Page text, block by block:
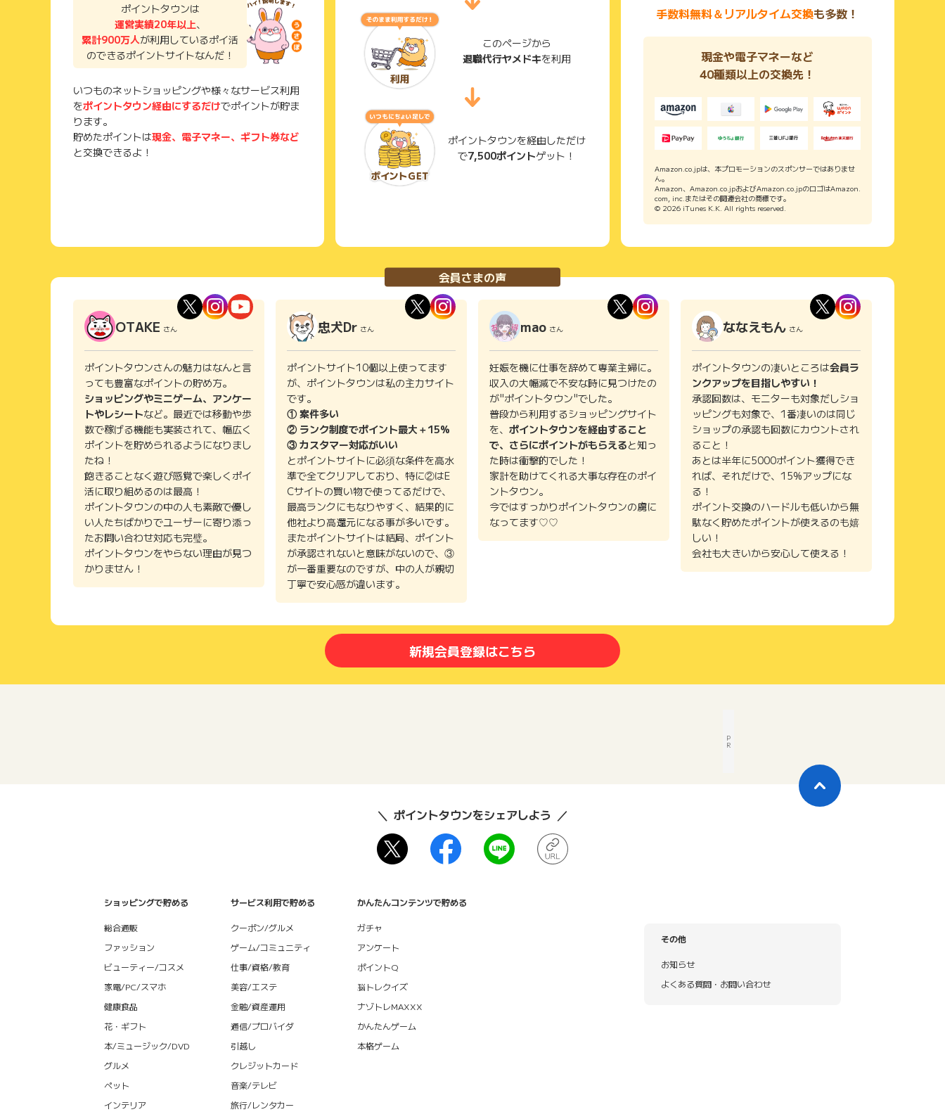
- 専任スタッフによる転職サポート（完全無料）
ポイントタウンは
運営実績20年以上、
累計900万人が利用しているポイ活
のできるポイントサイトなんだ！
いつものネットショッピングや様々なサービス利用
をポイントタウン経由にするだけでポイントが貯ま
ります。
貯めたポイントは現金、電子マネー、ギフト券など
と交換できるよ！
このページから
退職代行ヤメドキを利用
ポイントタウンを経由しただけ
で7,500ポイントゲット！
手数料無料＆リアルタイム交換も多数！
現金や電子マネーなど
40種類以上の交換先！
Amazon.co.jpは、本プロモーションのスポンサーではありませ
ん。
Amazon、Amazon.co.jpおよびAmazon.co.jpのロゴはAmazon.
com, inc.またはその関連会社の商標です。
© 2026 iTunes K.K. All rights reserved.
会員さまの声
OTAKE さん
ポイントタウンさんの魅力はなんと言
っても豊富なポイントの貯め方。
ショッピングやミニゲーム、アンケー
トやレシートなど。最近では移動や歩
数で稼げる機能も実装されて、幅広く
ポイントを貯められるようになりまし
たね！
飽きることなく遊び感覚で楽しくポイ
活に取り組めるのは最高！
ポイントタウンの中の人も素敵で優し
い人たちばかりでユーザーに寄り添っ
たお問い合わせ対応も完璧。
ポイントタウンをやらない理由が見つ
かりません！
忠犬Dr さん
ポイントサイト10個以上使ってます
が、ポイントタウンは私の主力サイト
です。
① 案件多い
② ランク制度でポイント最大＋15%
③ カスタマー対応がいい
とポイントサイトに必須な条件を高水
準で全てクリアしており、特に②はE
Cサイトの買い物で使ってるだけで、
最高ランクにもなりやすく、結果的に
他社より高還元になる事が多いです。
またポイントサイトは結局、ポイント
が承認されないと意味がないので、③
が一番重要なのですが、中の人が親切
丁寧で安心感が違います。
mao さん
妊娠を機に仕事を辞めて専業主婦に。
収入の大幅減で不安な時に見つけたの
が"ポイントタウン"でした。
普段から利用するショッピングサイト
を、 ポイントタウンを経由すること
で、さらにポイントがもらえると知っ
た時は衝撃的でした！
家計を助けてくれる大事な存在のポイ
ントタウン。
今ではすっかりポイントタウンの虜に
なってます♡♡
ななえもん さん
ポイントタウンの凄いところは会員ラ
ンクアップを目指しやすい！
承認回数は、モニターも対象だしショ
ッピングも対象で、1番凄いのは同じ
ショップの承認も回数にカウントされ
ること！
あとは半年に5000ポイント獲得でき
れば、それだけで、15%アップにな
る！
ポイント交換のハードルも低いから無
駄なく貯めたポイントが使えるのも嬉
しい！
会社も大きいから安心して使える！
新規会員登録はこちら
P
R
ポイントタウンをシェアしよう
ショッピングで貯める
総合通販
ファッション
ビューティー/コスメ
家電/PC/スマホ
健康食品
花・ギフト
本/ミュージック/DVD
グルメ
ペット
インテリア
サービス利用で貯める
クーポン/グルメ
ゲーム/コミュニティ
仕事/資格/教育
美容/エステ
金融/資産運用
通信/プロバイダ
引越し
クレジットカード
音楽/テレビ
旅行/レンタカー
かんたんコンテンツで貯める
ガチャ
アンケート
ポイントQ
脳トレクイズ
ナゾトレMAXXX
かんたんゲーム
本格ゲーム
その他
お知らせ
よくある質問・お問い合わせ